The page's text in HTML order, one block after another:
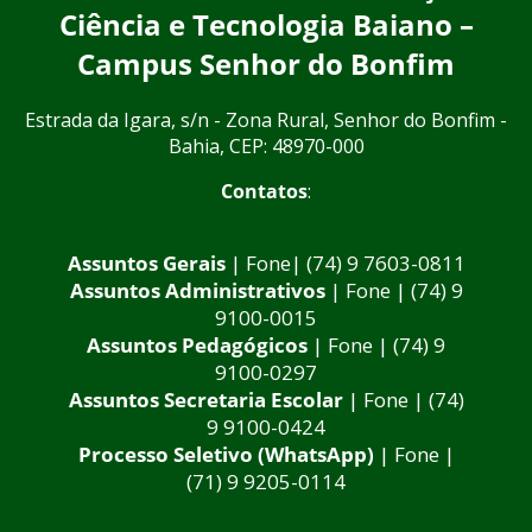
Ciência e Tecnologia Baiano –
Campus Senhor do Bonfim
Estrada da Igara, s/n - Zona Rural, Senhor do Bonfim -
Bahia, CEP: 48970-000
Contatos:
Assuntos Gerais | Fone| (74) 9 7603-0811
Assuntos Administrativos | Fone | (74) 9
9100-0015
Assuntos Pedagógicos | Fone | (74) 9
9100-0297
Assuntos Secretaria Escolar| Fone | (74)
9 9100-0424
Processo Seletivo (WhatsApp) | Fone |
(71) 9 9205-0114